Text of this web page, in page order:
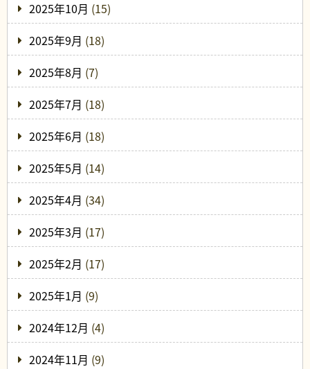
2025年10月 (15)
2025年9月 (18)
2025年8月 (7)
2025年7月 (18)
2025年6月 (18)
2025年5月 (14)
2025年4月 (34)
2025年3月 (17)
2025年2月 (17)
2025年1月 (9)
2024年12月 (4)
2024年11月 (9)